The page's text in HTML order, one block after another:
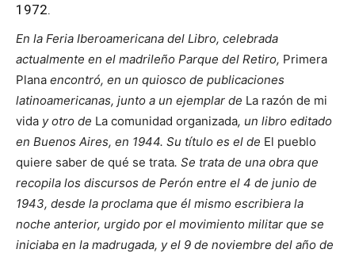
1972.
En la Feria Iberoamericana del Libro, celebrada
actualmente en el madrileño Parque del Retiro, Primera
Plana encontró, en un quiosco de publicaciones
latinoamericanas, junto a un ejemplar de La razón de mi
vida y otro de La comunidad organizada, un libro editado
en Buenos Aires, en 1944. Su título es el de El pueblo
quiere saber de qué se trata. Se trata de una obra que
recopila los discursos de Perón entre el 4 de junio de
1943, desde la proclama que él mismo escribiera la
noche anterior, urgido por el movimiento militar que se
iniciaba en la madrugada, y el 9 de noviembre del año de